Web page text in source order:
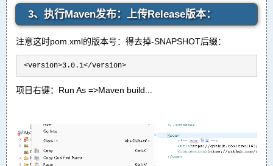
3、执行Maven发布：上传Release版本：
注意这时pom.xml的版本号：得去掉-SNAPSHOT后缀：
<version>3.0.1</version>
项目右键：Run As =>Maven build...